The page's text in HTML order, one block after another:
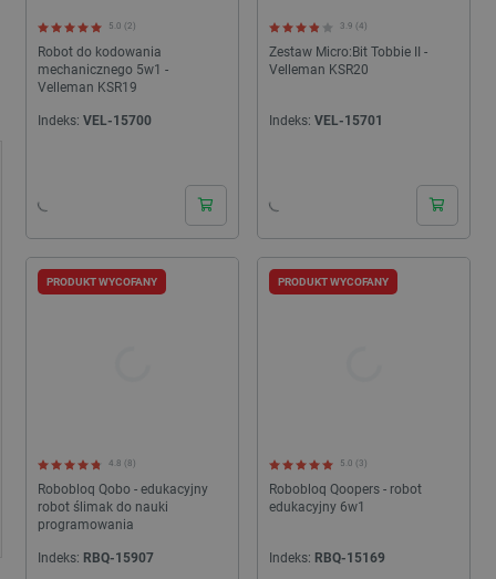
Robot do kodowania
mechanicznego 5w1 -
Velleman KSR19
5.0 (2)
Indeks: VEL-15700
Zestaw Micro:Bit Tobbie II -
Velleman KSR20
3.9 (4)
Indeks: VEL-15701
Robobloq Qobo - edukacyjny
robot ślimak do nauki
programowania
4.8 (8)
Indeks: RBQ-15907
PRODUKT WYCOFANY
Robobloq Qoopers - robot
edukacyjny 6w1
5.0 (3)
Indeks: RBQ-15169
PRODUKT WYCOFANY